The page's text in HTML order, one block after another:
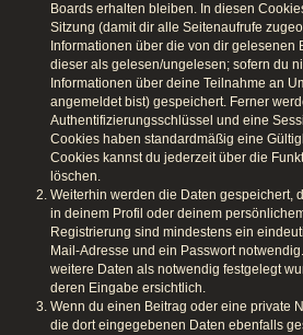
Boards erhalten bleiben. In diesen
Sitzung (damit dir alle Seitenaufrufe
Informationen über die von dir gelesenen
dieser als gelesen/ungelesen; sofern du
Informationen über deine Teilnahme an
angemeldet bist) gespeichert. Ferner
Authentifizierungsschlüssel und eine
Cookies haben standardmäßig eine
Cookies kannst du jederzeit über die
löschen.
Weiterhin werden die Daten gespeichert,
in deinem Profil oder deinem
Registrierung sind mindestens ein
Mail-Adresse und ein Passwort
weitere Daten als notwendig festgelegt
deren Eingabe ersichtlich.
Wenn du einen Beitrag oder eine private
die dort eingegebenen Daten ebenfalls